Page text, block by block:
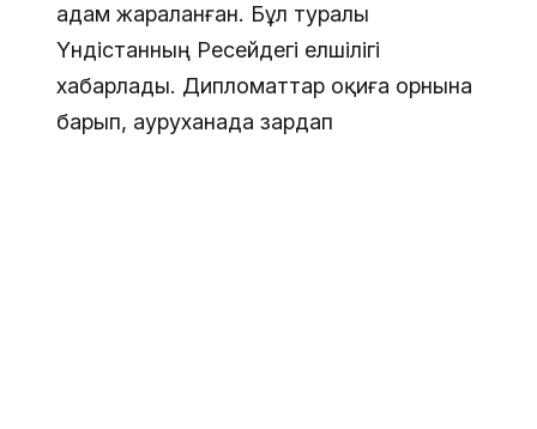
адам жараланған. Бұл туралы
Үндістанның Ресейдегі елшілігі
хабарлады. Дипломаттар оқиға орнына
барып, ауруханада зардап